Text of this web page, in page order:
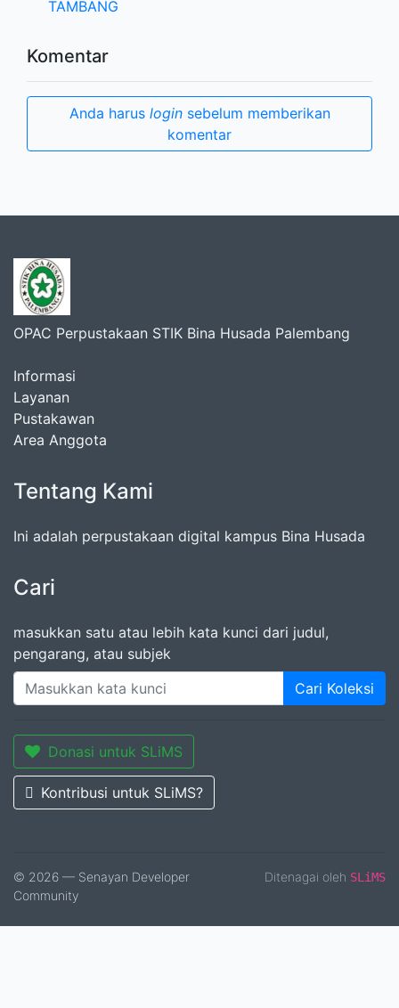
TAMBANG
Komentar
Anda harus loginsebelum memberikan
komentar
OPAC Perpustakaan STIK Bina Husada Palembang
Informasi
Layanan
Pustakawan
Area Anggota
Tentang Kami
Ini adalah perpustakaan digital kampus Bina Husada
Cari
masukkan satu atau lebih kata kunci dari judul,
pengarang, atau subjek
Cari Koleksi
Donasi untuk SLiMS
Kontribusi untuk SLiMS?
© 2026 — Senayan Developer
Community
Ditenagai oleh SLiMS